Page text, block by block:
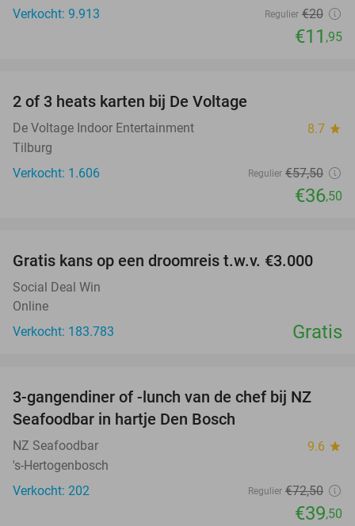
Verkocht: 9.913 Regulier €20
€11 ,95
2 of 3 heats karten bij De Voltage
De Voltage Indoor Entertainment 8.7 star
Tilburg
Verkocht: 1.606
Regulier €57,50
€36,50
Gratis kans op een droomreis t.w.v. €3.000
Social Deal Win
Online
Verkocht: 183.783
Gratis
46%
3-gangendiner of -lunch van de chef bij NZ
Seafoodbar in hartje Den Bosch
NZ Seafoodbar 9.6 star
's-Hertogenbosch
Verkocht: 202
Regulier €72,50
€39,50